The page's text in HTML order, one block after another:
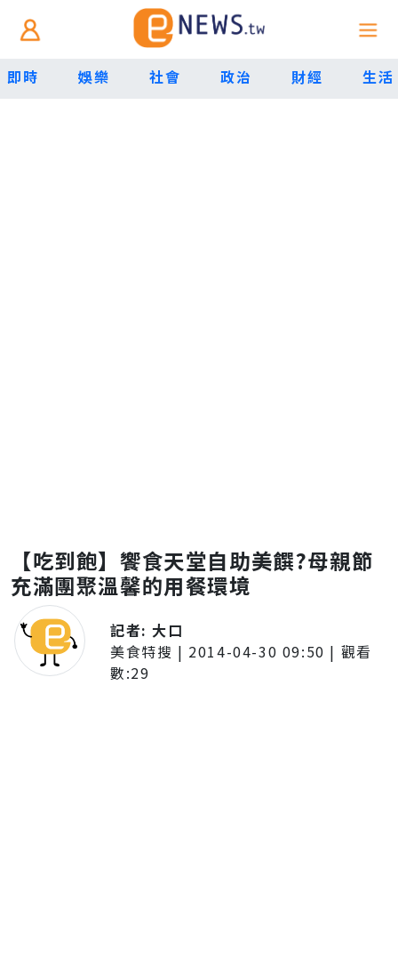
即時 娛樂 社會 政治 財經 生活
【吃到飽】饗食天堂自助美饌?母親節
充滿團聚溫馨的用餐環境
記者:大口
美食特搜 | 2014-04-30 09:50 | 觀看
數:29